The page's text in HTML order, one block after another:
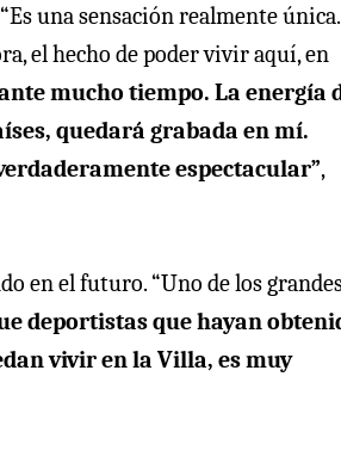
una sensación realmente única.
el hecho de poder vivir aquí, en
mucho tiempo. La energía
quedará grabada en mí.
espectacular”,
en el futuro. “Uno de los
deportistas que hayan
vivir en la Villa, es muy